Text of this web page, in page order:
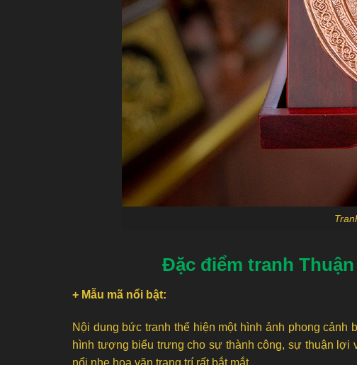
Đặc điểm tranh
+ Mẫu mã nổi bật:
Nội dung bức tranh thể hiện một hình ảnh phong
hình tượng biểu trưng cho sự thành công, sự thuận lợi
nổi nhẹ hoa văn trang trí rất bắt mắt.